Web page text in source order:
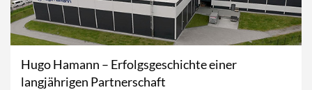
Hugo Hamann – Erfolgsgeschichte einer
langjährigen Partnerschaft